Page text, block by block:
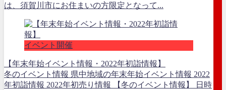
は、須賀川市にお住まいの方限定となって...
イベント開催
【年末年始イベント情報・2022年初詣情報】
冬のイベント情報 県中地域の年末年始イベント情報 2022
年初詣情報 2022年初売り情報 【冬のイベント情報】 日時